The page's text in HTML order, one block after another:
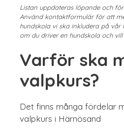
Listan uppdateras löpande och
Använd kontaktformulär för att
hundskola vi ska inkludera på vår
om du driver en hundskola och
Varför ska
valpkurs?
Det finns många fördelar
valpkurs i Härnösand